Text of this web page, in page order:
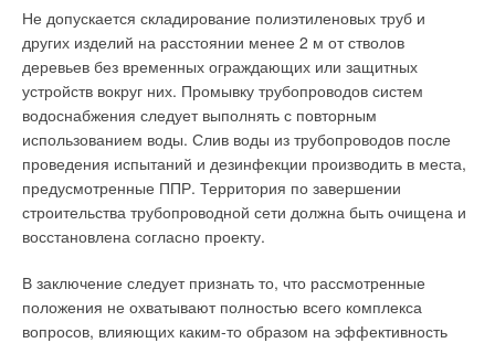
Не допускается складирование полиэтиленовых труб и
других изделий на расстоянии менее 2 м от стволов
деревьев без временных ограждающих или защитных
устройств вокруг них. Промывку трубопроводов систем
водоснабжения следует выполнять с повторным
использованием воды. Слив воды из трубопроводов после
проведения испытаний и дезинфекции производить в места,
предусмотренные ППР. Территория по завершении
строительства трубопроводной сети должна быть очищена и
восстановлена согласно проекту.
В заключение следует признать то, что рассмотренные
положения не охватывают полностью всего комплекса
вопросов, влияющих каким-то образом на эффективность
заключаться только в том, чтобы вставить трубу до упора в
фитинг. Это, пожалуй, самый простой и незатратный способ
монтажа металлополимерных труб малых диаметров (16– 26
мм).
В случае необходимости повторного монтажа
удерживающая гайка может быть свинчена, а тарельчатая
пружина демонтирована кусачками. Это позволит при
наличии новой пружины произвести повторную инсталляцию
трубы. Самофиксирующиеся фитинги производства N.T.M.
S.p.A. в России эксклюзивно реализуются компанией
«Эгопласт». В отличие от пуш-фитингов Henco Vision, пуш-
фитинги N.T.M. производятся до размера 32 мм
включительно.